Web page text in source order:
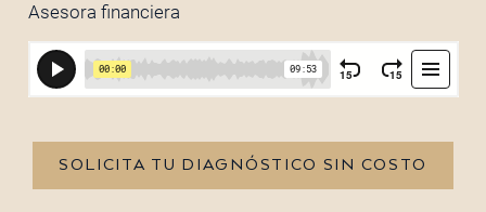
Asesora financiera
SOLICITA TU DIAGNÓSTICO SIN COSTO